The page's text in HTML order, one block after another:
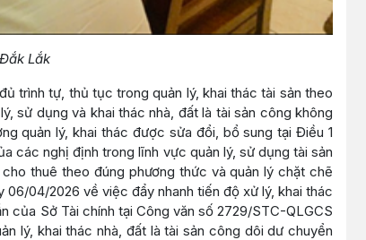
Lắk
trình tự, thủ tục trong quản lý, khai thác tài sản theo
sử dụng và khai thác nhà, đất là tài sản công không
quản lý, khai thác được sửa đổi, bổ sung tại Điều 1
các nghị định trong lĩnh vực quản lý, sử dụng tài sản
thuê theo đúng phương thức và quản lý chặt chẽ
04/2026 về việc đẩy nhanh tiến độ xử lý, khai thác
của Sở Tài chính tại Công văn số 2729/STC-QLGCS
lý, khai thác nhà, đất là tài sản công dôi dư chuyển